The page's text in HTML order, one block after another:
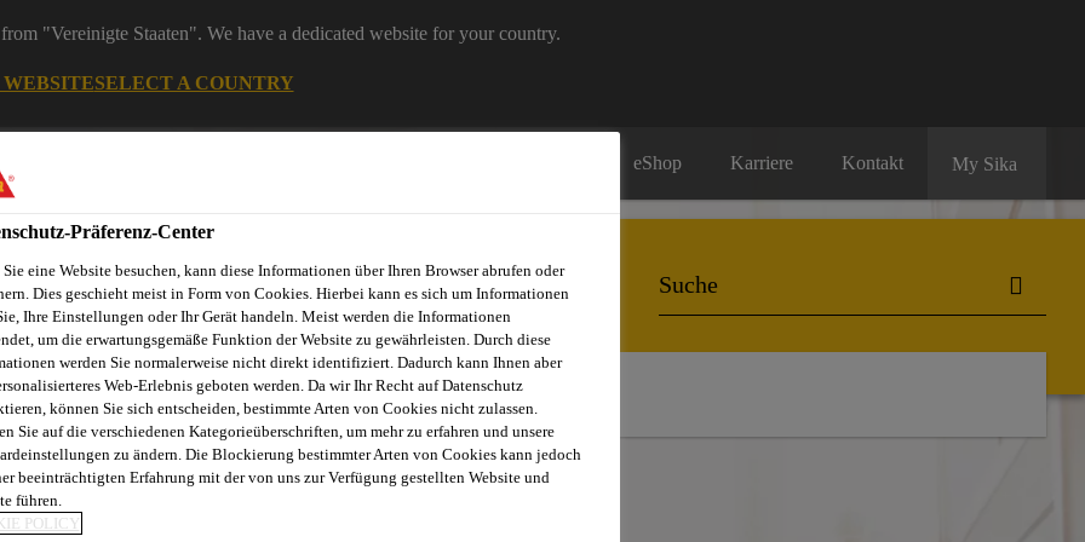
"Vereinigte Staaten". We have a dedicated website for your country.
SELECT A COUNTRY
eShop Karriere Kontakt My Sika
Anwendungsbereiche
Service Industrie News Download Center Über uns
Präferenz-Center
Sie eine Website besuchen, kann diese Informationen über Ihren Browser abrufen oder
Dies geschieht meist in Form von Cookies. Hierbei kann es sich um Informationen
Ihre Einstellungen oder Ihr Gerät handeln. Meist werden die Informationen
um die erwartungsgemäße Funktion der Website zu gewährleisten. Durch diese
werden Sie normalerweise nicht direkt identifiziert. Dadurch kann Ihnen aber
Web-Erlebnis geboten werden. Da wir Ihr Recht auf Datenschutz
können Sie sich entscheiden, bestimmte Arten von Cookies nicht zulassen.
Sie auf die verschiedenen Kategorieüberschriften, um mehr zu erfahren und unsere
zu ändern. Die Blockierung bestimmter Arten von Cookies kann jedoch
beeinträchtigten Erfahrung mit der von uns zur Verfügung gestellten Website und
führen.
POLICY